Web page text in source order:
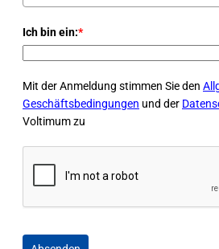
Ich bin ein:*
Mit der Anmeldung stimmen Sie den
Geschäftsbedingungen und der
Voltimum zu